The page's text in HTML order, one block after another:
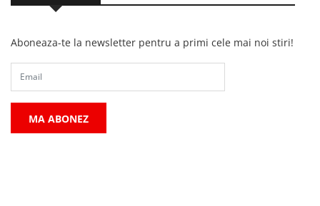
Aboneaza-te la newsletter pentru a primi cele mai noi stiri!
MA ABONEZ